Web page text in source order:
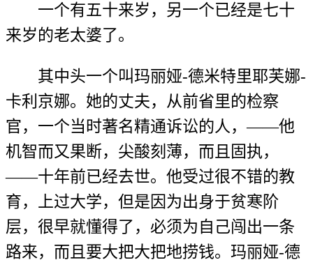
一个有五十来岁，另一个已经是七十
来岁的老太婆了。
其中头一个叫玛丽娅-德米特里耶芙娜-
卡利京娜。她的丈夫，从前省里的检察
官，一个当时著名精通诉讼的人，——他
机智而又果断，尖酸刻薄，而且固执，
——十年前已经去世。他受过很不错的教
育，上过大学，但是因为出身于贫寒阶
层，很早就懂得了，必须为自己闯出一条
路来，而且要大把大把地捞钱。玛丽娅-德